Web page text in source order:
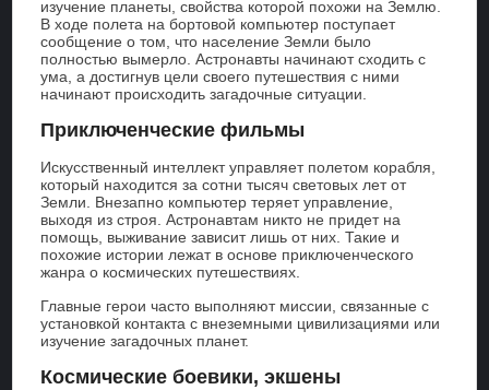
изучение планеты, свойства которой похожи на Землю.
В ходе полета на бортовой компьютер поступает
сообщение о том, что население Земли было
полностью вымерло. Астронавты начинают сходить с
ума, а достигнув цели своего путешествия с ними
начинают происходить загадочные ситуации.
Приключенческие фильмы
Искусственный интеллект управляет полетом корабля,
который находится за сотни тысяч световых лет от
Земли. Внезапно компьютер теряет управление,
выходя из строя. Астронавтам никто не придет на
помощь, выживание зависит лишь от них. Такие и
похожие истории лежат в основе приключенческого
жанра о космических путешествиях.
Главные герои часто выполняют миссии, связанные с
установкой контакта с внеземными цивилизациями или
изучение загадочных планет.
Космические боевики, экшены